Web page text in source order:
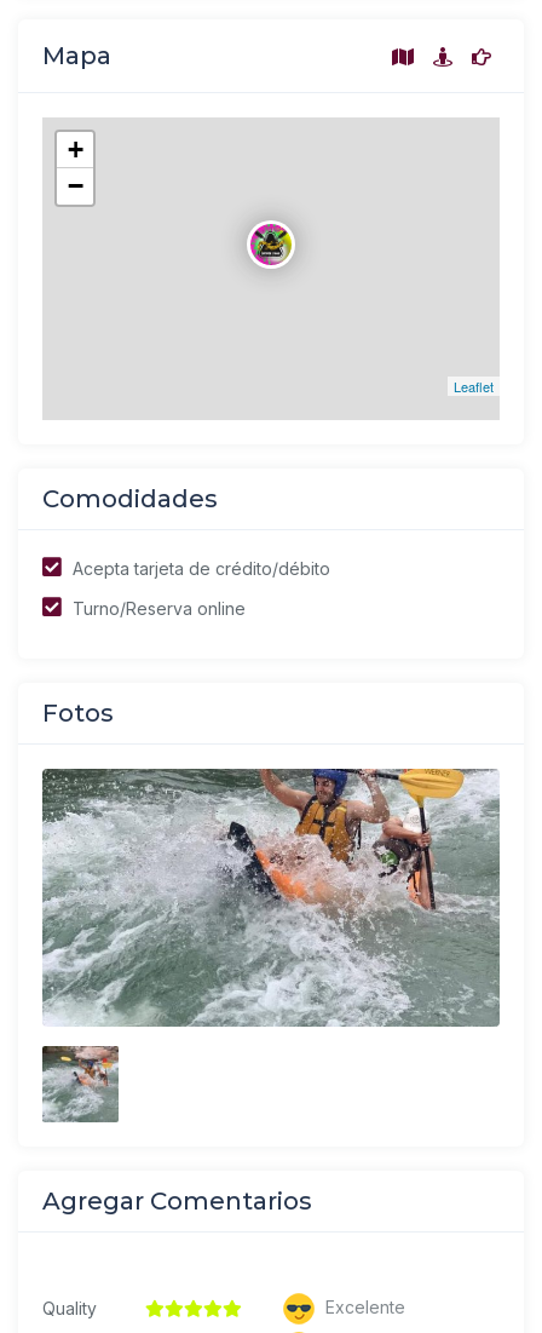
Mapa
+
−
Leaflet
Comodidades
Acepta tarjeta de crédito/débito
Turno/Reserva online
Fotos
Agregar Comentarios
Quality
Excelente